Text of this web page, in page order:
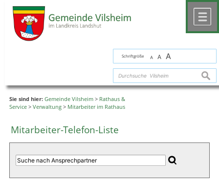
Schriftgröße A A A
Sie sind hier: Gemeinde Vilsheim > Rathaus &
Service > Verwaltung > Mitarbeiter im Rathaus
Mitarbeiter-Telefon-Liste